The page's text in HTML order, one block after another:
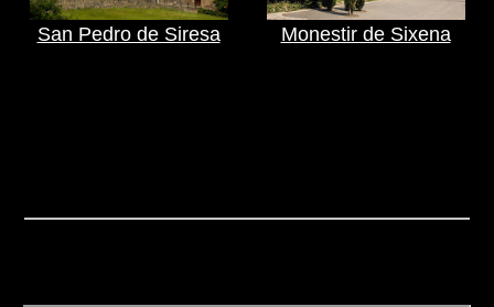
San Pedro de Siresa Monestir de Sixena